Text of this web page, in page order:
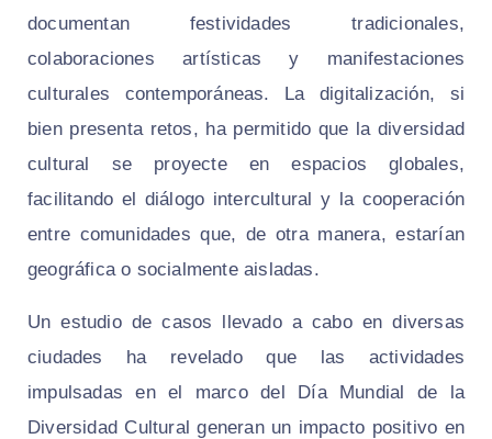
documentan festividades tradicionales,
colaboraciones artísticas y manifestaciones
culturales contemporáneas. La digitalización, si
bien presenta retos, ha permitido que la diversidad
cultural se proyecte en espacios globales,
facilitando el diálogo intercultural y la cooperación
entre comunidades que, de otra manera, estarían
geográfica o socialmente aisladas.
Un estudio de casos llevado a cabo en diversas
ciudades ha revelado que las actividades
impulsadas en el marco del Día Mundial de la
Diversidad Cultural generan un impacto positivo en